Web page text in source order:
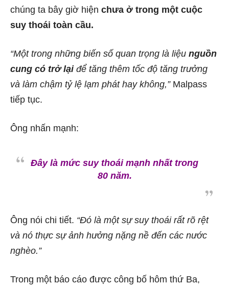
chúng ta bây giờ hiện chưa ở trong một cuộc
suy thoái toàn cầu.
“Một trong những biến số quan trọng là liệu nguồn
cung có trở lạiđể tăng thêm tốc độ tăng trưởng
và làm chậm tỷ lệ lạm phát hay không,”Malpass
tiếp tục.
Ông nhấn mạnh:
Đây là mức suy thoái mạnh nhất trong
80 năm.
Ông nói chi tiết. “Đó là một sự suy thoái rất rõ rệt
và nó thực sự ảnh hưởng nặng nề đến các nước
nghèo.”
Trong một báo cáo được công bố hôm thứ Ba,